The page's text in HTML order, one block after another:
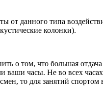
данного типа
колонки).
о том, что большая
часы. Не во всех
то для занятий